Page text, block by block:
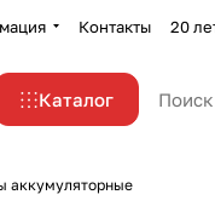
Контакты 20
Каталог
аккумуляторные